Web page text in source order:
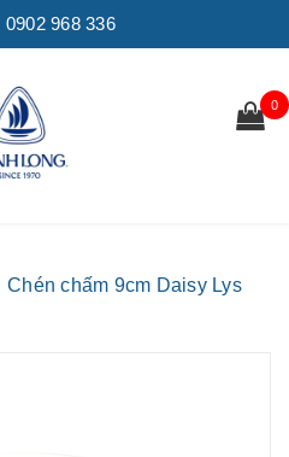
0902 968 336
0
Chén chấm 9cm Daisy Lys